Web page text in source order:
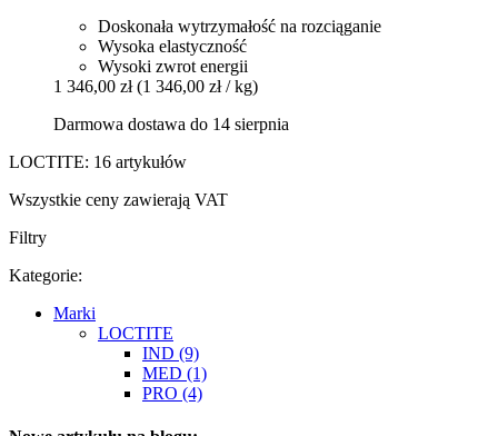
Doskonała wytrzymałość na rozciąganie
Wysoka elastyczność
Wysoki zwrot energii
1 346,00 zł (1 346,00 zł / kg)
Darmowa dostawa do 14 sierpnia
LOCTITE: 16 artykułów
Wszystkie ceny zawierają VAT
Filtry
Kategorie:
Marki
LOCTITE
IND (9)
MED (1)
PRO (4)